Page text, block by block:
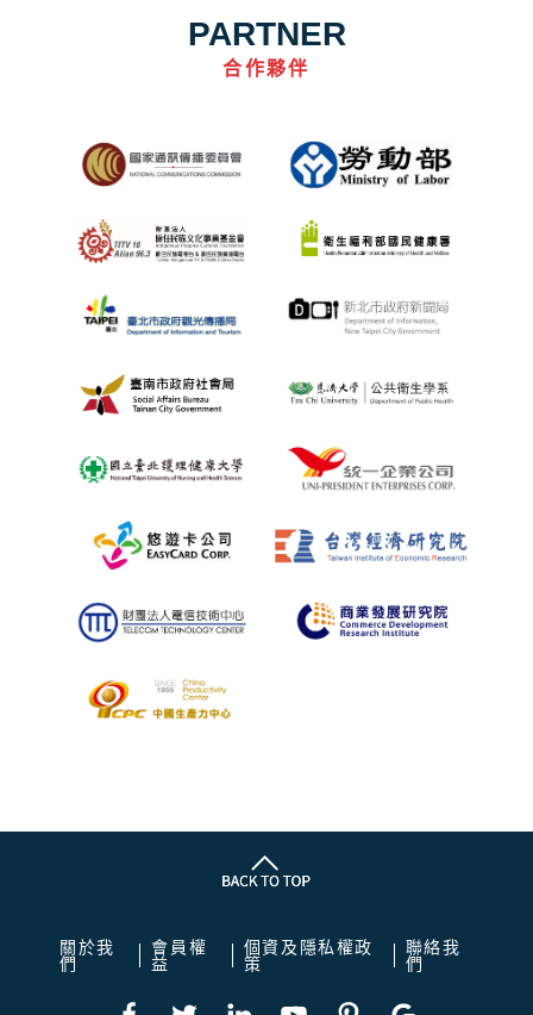
PARTNER
合作夥伴
關於我
們
會員權
益
個資及隱私權政
策
聯絡我
們